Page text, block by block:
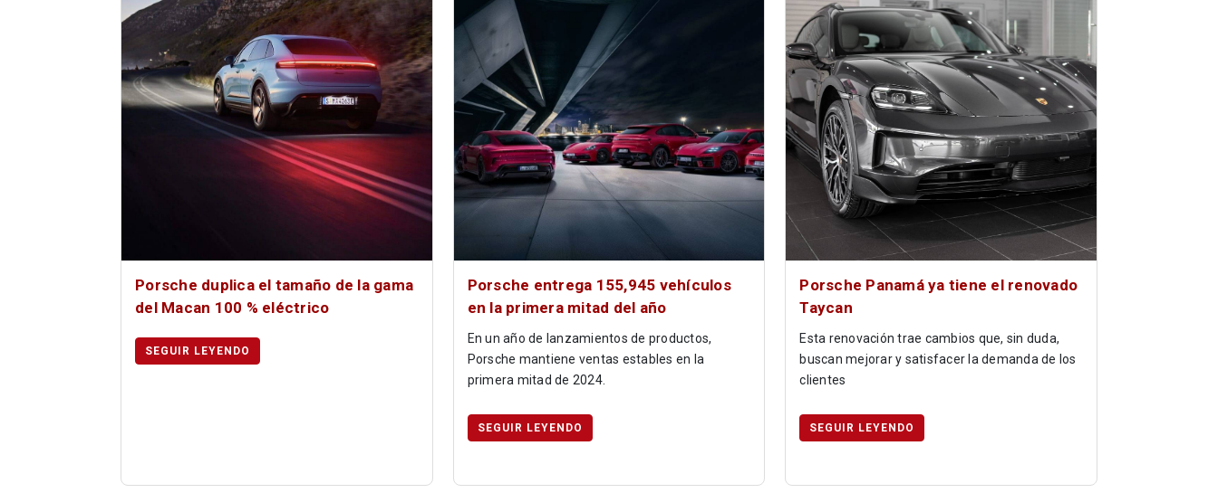
Porsche duplica el tamaño de la gama
del Macan 100 % eléctrico
SEGUIR LEYENDO
Porsche entrega 155,945 vehículos
en la primera mitad del año
En un año de lanzamientos de productos,
Porsche mantiene ventas estables en la
primera mitad de 2024.
SEGUIR LEYENDO
Porsche Panamá ya tiene el renovado
Taycan
Esta renovación trae cambios que, sin duda,
buscan mejorar y satisfacer la demanda de los
clientes
SEGUIR LEYENDO